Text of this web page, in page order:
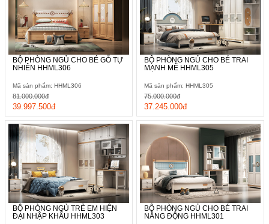
BỘ PHÒNG NGỦ CHO BÉ GỖ TỰ
NHIÊN HHML306
Mã sản phẩm: HHML306
39.997.500đ
81.000.000đ
BỘ PHÒNG NGỦ CHO BÉ TRAI
MẠNH MẼ HHML305
Mã sản phẩm: HHML305
37.245.000đ
75.000.000đ
BỘ PHÒNG NGỦ TRẺ EM HIỆN
ĐẠI NHẬP KHẨU HHML303
BỘ PHÒNG NGỦ CHO BÉ TRAI
NĂNG ĐỘNG HHML301